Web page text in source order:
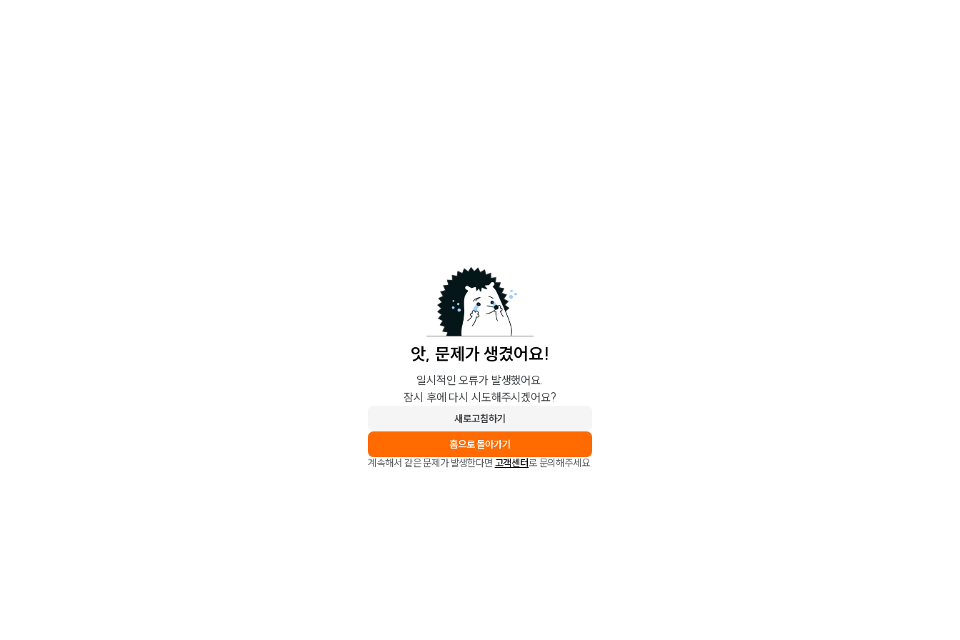
앗, 문제가 생겼어요!
일시적인 오류가 발생했어요.
잠시 후에 다시 시도해주시겠어요?
새로고침하기
홈으로 돌아가기
계속해서 같은 문제가 발생한다면 고객센터로 문의해주세요.